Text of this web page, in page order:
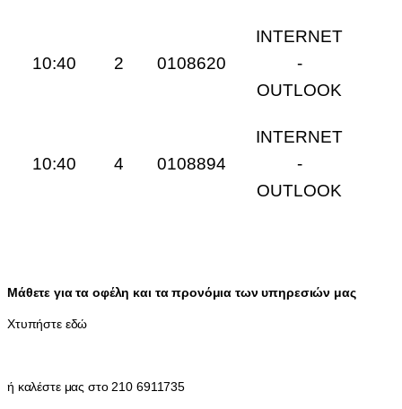
10:40 2 0108620
INTERNET
-
OUTLOOK
10:40 4 0108894
INTERNET
-
OUTLOOK
Μάθετε για τα οφέλη και τα προνόμια των υπηρεσιών μας
Χτυπήστε εδώ
ή καλέστε μας στο 210 6911735